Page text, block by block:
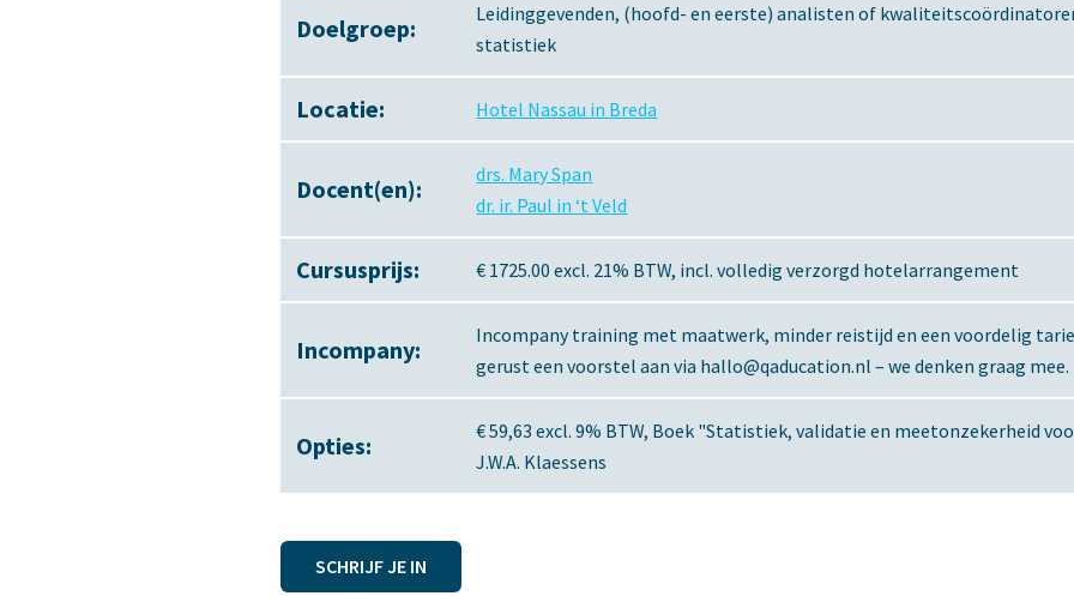
Doelgroep:
Leidinggevenden, (hoofd- en eerste) analisten of
statistiek
Locatie: Hotel Nassau in Breda
Docent(en):
drs. Mary Span
dr. ir. Paul in ‘t Veld
Cursusprijs: € 1725.00 excl. 21% BTW, incl. volledig verzorgd hotelarrangement
Incompany:
Incompany training met maatwerk, minder reistijd en een voordelig
gerust een voorstel aan via hallo@qaducation.nl – we denken graag mee.
Opties:
€ 59,63 excl. 9% BTW, Boek "Statistiek, validatie en meetonzekerheid
J.W.A. Klaessens
SCHRIJF JE IN